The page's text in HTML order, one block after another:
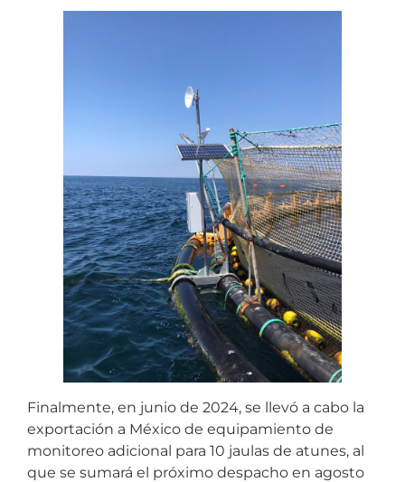
Finalmente, en junio de 2024, se llevó a cabo la
exportación a México de equipamiento de
monitoreo adicional para 10 jaulas de atunes, al
que se sumará el próximo despacho en agosto